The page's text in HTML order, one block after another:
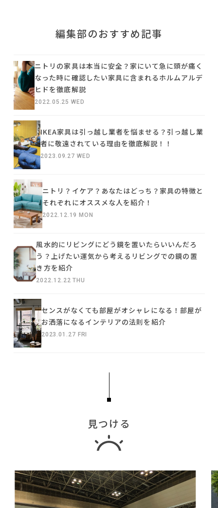
編集部のおすすめ記事
ニトリの家具は本当に安全？家にいて急に頭が痛く
なった時に確認したい家具に含まれるホルムアルデ
ヒドを徹底解説
2022.05.25 WED
IKEA家具は引っ越し業者を悩ませる？引っ越し業
者に敬遠されている理由を徹底解説！！
2023.09.27 WED
ニトリ？イケア？あなたはどっち？家具の特徴と
それぞれにオススメな人を紹介！
2022.12.19 MON
風水的にリビングにどう鏡を置いたらいいんだろ
う？上げたい運気から考えるリビングでの鏡の置
き方を紹介
2022.12.22 THU
センスがなくても部屋がオシャレになる！部屋が
お洒落になるインテリアの法則を紹介
2023.01.27 FRI
見つける